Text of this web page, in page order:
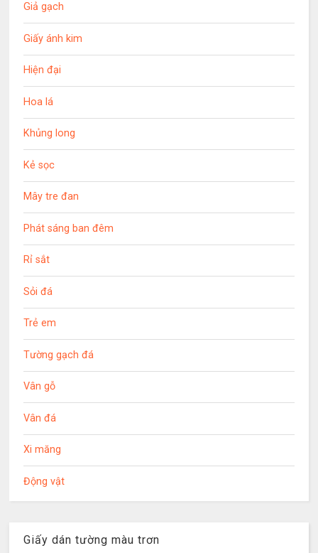
Giả gạch
Giấy ánh kim
Hiện đại
Hoa lá
Khủng long
Kẻ sọc
Mây tre đan
Phát sáng ban đêm
Rỉ sắt
Sỏi đá
Trẻ em
Tường gạch đá
Vân gỗ
Vân đá
Xi măng
Động vật
Giấy dán tường màu trơn